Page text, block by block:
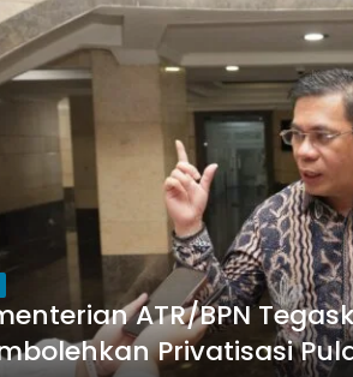
ATR/BPN
Privatisasi